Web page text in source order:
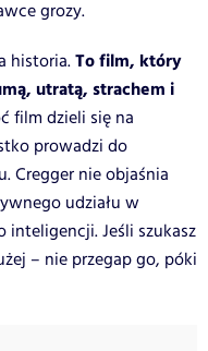
grozy.
historia.To film, który
utratą, strachem i
film dzieli się na
prowadzi do
Cregger nie objaśnia
udziału w
Jeśli szukasz
– nie przegap go, póki